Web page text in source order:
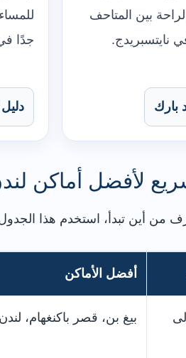
بين المتاحف
نايتسبريدج.
بارك
جدًا
لأفضل أماكن
من أين تبدأ، استخدم هذا الجدول
أفضل الأماكن
بيغ بن، قصر باكنغهام،